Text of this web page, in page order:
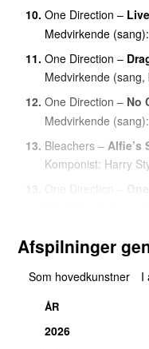
10. One Direction –
Medvirkende (sang):
11. One Direction –
Medvirkende (sang,
12. One Direction – No
Medvirkende (sang):
13. Bleachers – Alfie’s
Komponist: Harry
One Direction
Komponist:Harry
16. One Direction–
Medvirkende (sang):
Afspilninger
Som hovedkunstner I
ÅR
2026